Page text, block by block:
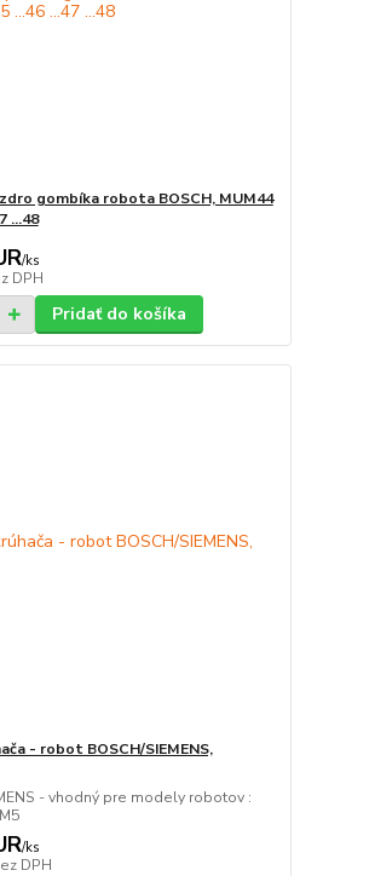
gombíka robota BOSCH, MUM44
...48
/ks
DPH
Pridať do košíka
- robot BOSCH/SIEMENS,
- vhodný pre modely robotov :
/ks
DPH